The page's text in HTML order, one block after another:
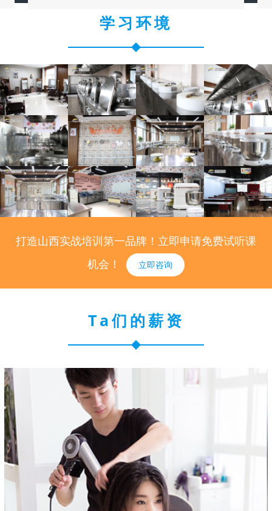
学习环境
打造山西实战培训第一品牌！立即申请免费试听课
机会！
立即咨询
Ta们的薪资